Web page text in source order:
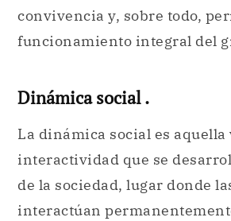
convivencia y, sobre todo,
funcionamiento integral del
Dinámica social .
La dinámica social es aquella
interactividad que se
de la sociedad, lugar donde
interactúan